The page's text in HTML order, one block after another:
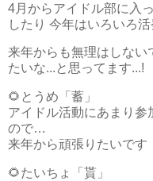
4月からアイドル部に入
したり 今年はいろいろ
来年からも無理はしない
たいな...と思ってます...!
🌻とうめ「蓄」
アイドル活動にあまり参
ので…
来年から頑張りたいです
🌻たいちょ「貰」